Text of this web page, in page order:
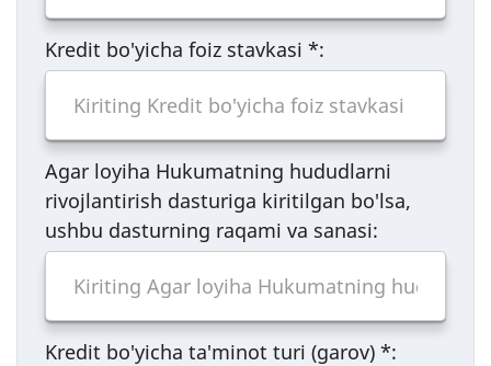
Kredit bo'yicha foiz stavkasi *:
Agar loyiha Hukumatning hududlarni
rivojlantirish dasturiga kiritilgan bo'lsa,
ushbu dasturning raqami va sanasi:
Kredit bo'yicha ta'minot turi (garov) *: